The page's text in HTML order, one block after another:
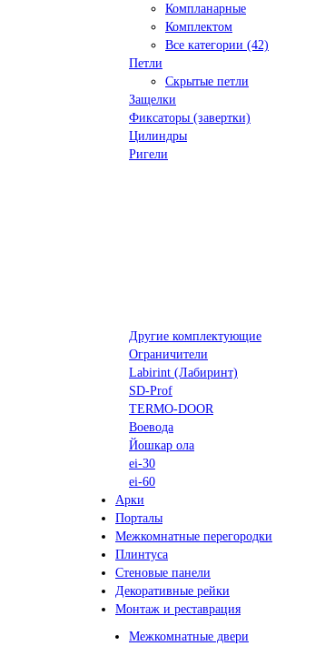
Компланарные
Комплектом
Все категории (42)
Петли
Скрытые петли
Защелки
Фиксаторы (завертки)
Цилиндры
Ригели
Другие комплектующие
Ограничители
Labirint (Лабиринт)
SD-Prof
TERMO-DOOR
Воевода
Йошкар ола
ei-30
ei-60
Арки
Порталы
Межкомнатные перегородки
Плинтуса
Стеновые панели
Декоративные рейки
Монтаж и реставрация
Межкомнатные двери